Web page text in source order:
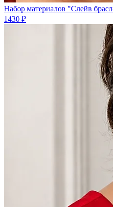
Набор материалов "Слейв
1430 ₽